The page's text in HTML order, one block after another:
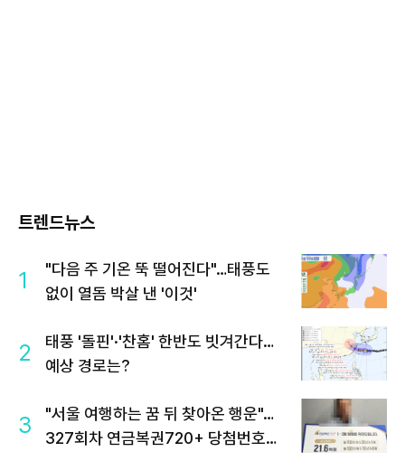
트렌드뉴스
1
"다음 주 기온 뚝 떨어진다"…태풍도
없이 열돔 박살 낸 '이것'
2
태풍 '돌핀'·'찬홈' 한반도 빗겨간다…
예상 경로는?
3
"서울 여행하는 꿈 뒤 찾아온 행운"…
327회차 연금복권720+ 당첨번호조